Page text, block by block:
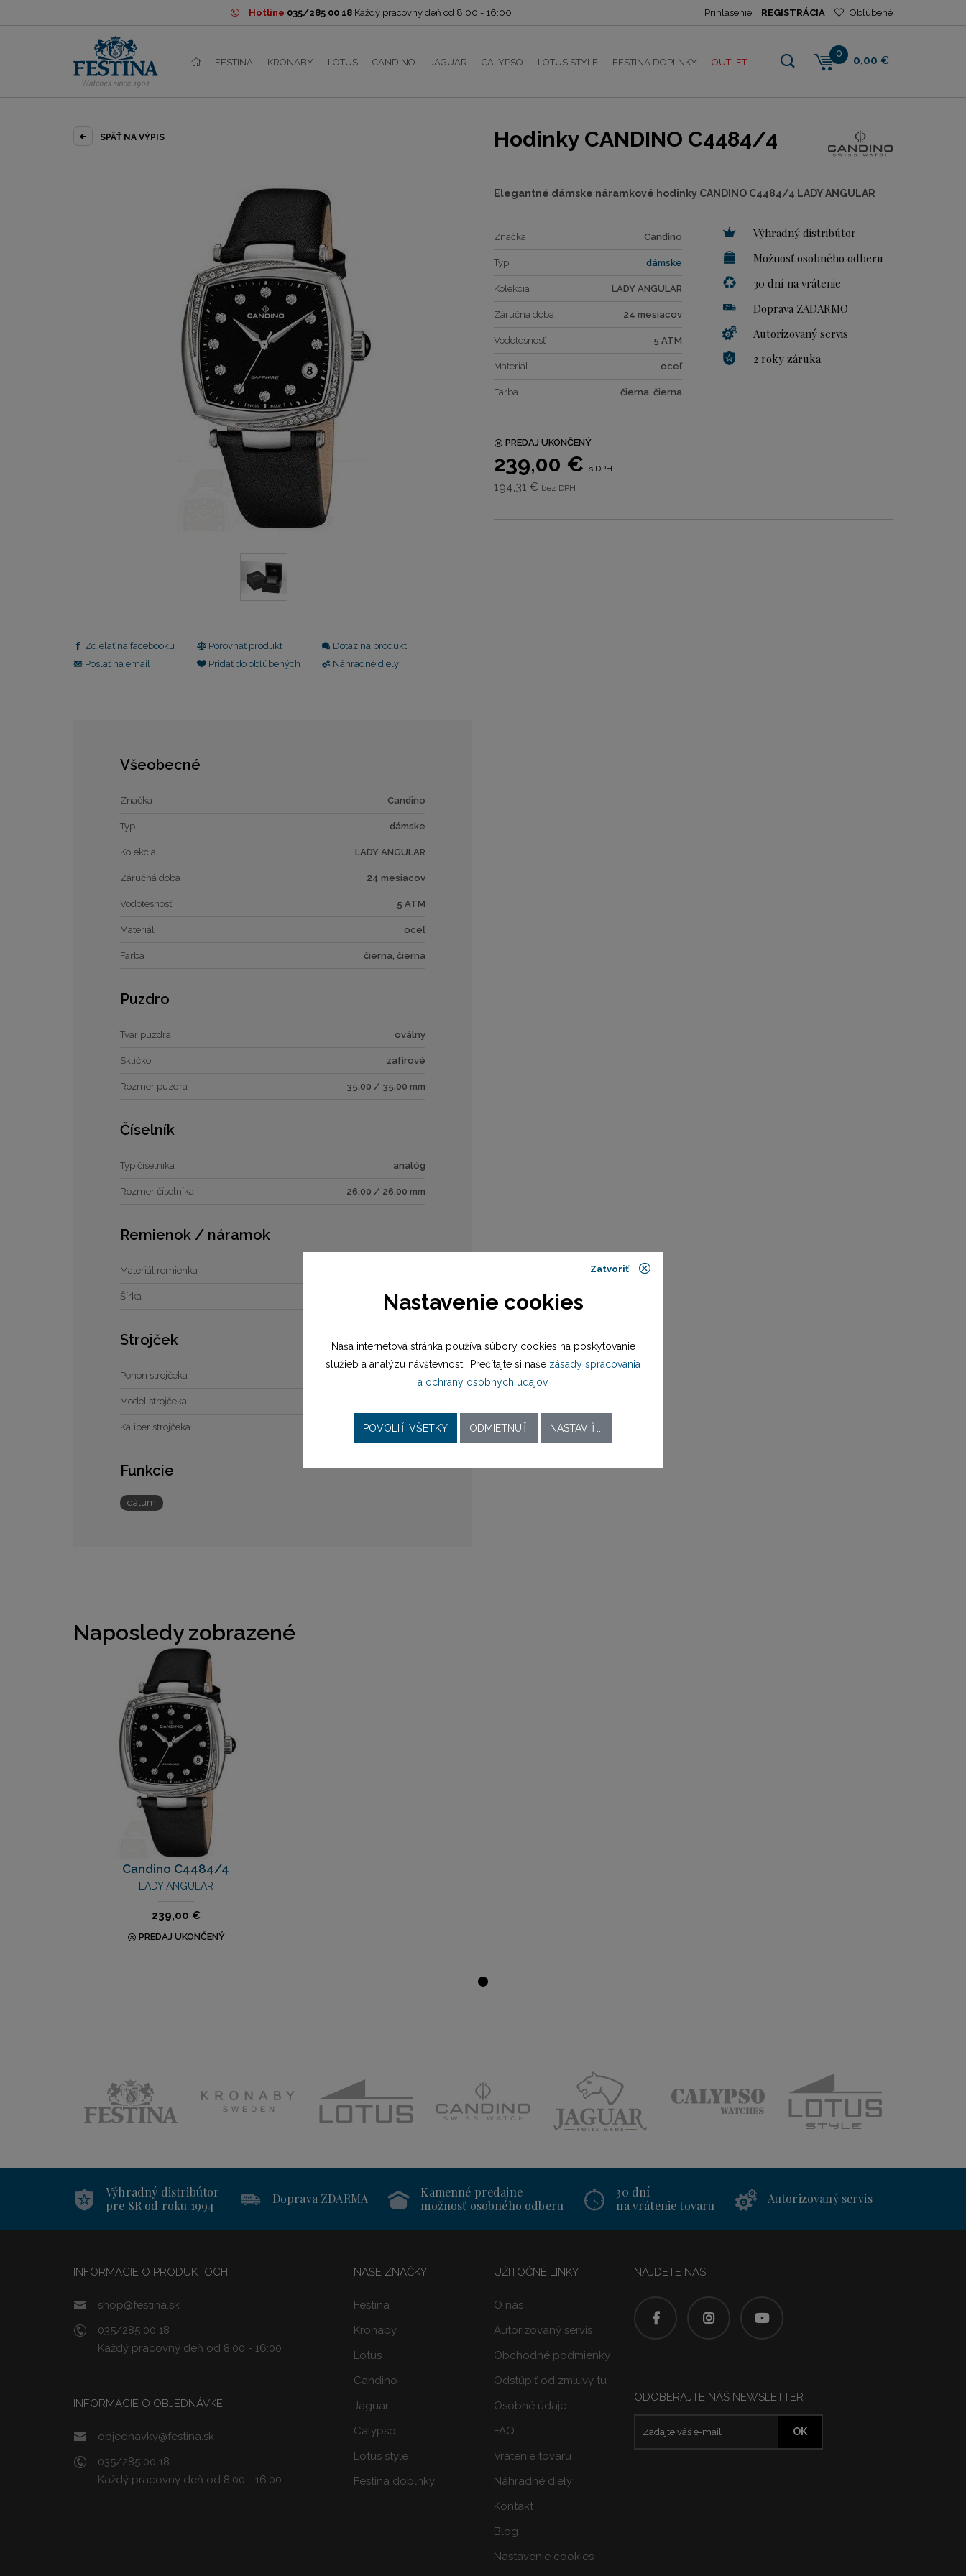
Hotline 035/285 00 18 Každý pracovný deň od 8:00 - 16:00 Prihlásenie REGISTRÁCIA Obľúbené
FESTINA KRONABY LOTUS CANDINO JAGUAR CALYPSO LOTUS STYLE FESTINA DOPLNKY OUTLET
0
0,00 €
SPÄŤ NA VÝPIS Hodinky CANDINO C4484/4
Elegantné dámske náramkové hodinky CANDINO C4484/4 LADY ANGULAR
Značka Candino
Typ dámske
Kolekcia LADY ANGULAR
Záručná doba 24 mesiacov
Vodotesnosť 5 ATM
Materiál oceľ
Farba čierna, čierna
Výhradný distribútor
Možnosť osobného odberu
30 dní na vrátenie
Doprava ZADARMO
Autorizovaný servis
2 roky záruka
PREDAJ UKONČENÝ
239,00 € s DPH
194,31 € bez DPH
Zdielať na facebooku Porovnať produkt
Dotaz na produkt
Poslať na email
Pridať do obľúbených Náhradné diely
Všeobecné
Značka Candino
Typ dámske
Kolekcia LADY ANGULAR
Záručná doba 24 mesiacov
Vodotesnosť 5 ATM
Materiál oceľ
Farba čierna, čierna
Puzdro
Tvar puzdra oválny
Sklíčko zafírové
Rozmer puzdra 35,00 / 35,00 mm
Číselník
Typ číselníka analóg
Rozmer číselníka 26,00 / 26,00 mm
Remienok / náramok
Materiál remienka
Šírka 20,00 / 16,00 mm
Strojček
Pohon strojčeka
Model strojčeka
Kaliber strojčeka M705
Funkcie
dátum
Naposledy zobrazené
Candino C4484/4
LADY ANGULAR
239,00 €
PREDAJ UKONČENÝ
Výhradný distribútor
pre SR od roku 1994
Doprava ZDARMA
Kamenné predajne
možnosť osobného odberu
30 dní
na vrátenie tovaru
Autorizovaný servis
INFORMÁCIE O PRODUKTOCH
shop@festina.sk
035/285 00 18
Každý pracovný deň od 8:00 - 16:00
INFORMÁCIE O OBJEDNÁVKE
objednavky@festina.sk
035/285 00 18
Každý pracovný deň od 8:00 - 16:00
NAŠE ZNAČKY
Festina
Kronaby
Lotus
Candino
Jaguar
Calypso
Lotus style
Festina doplnky
UŽITOČNÉ LINKY
O nás
Autorizovaný servis
Obchodné podmienky
Odstúpiť od zmluvy tu
Osobné údaje
FAQ
Vrátenie tovaru
Náhradné diely
Kontakt
Blog
Nastavenie cookies
NÁJDETE NÁS
ODOBERAJTE NÁŠ NEWSLETTER
Zatvoriť
Nastavenie cookies
Naša internetová stránka používa súbory cookies na poskytovanie
služieb a analýzu návštevnosti. Prečítajte si naše zásady spracovania
a ochrany osobných údajov.
POVOLIŤ VŠETKY ODMIETNUŤ NASTAVIŤ...